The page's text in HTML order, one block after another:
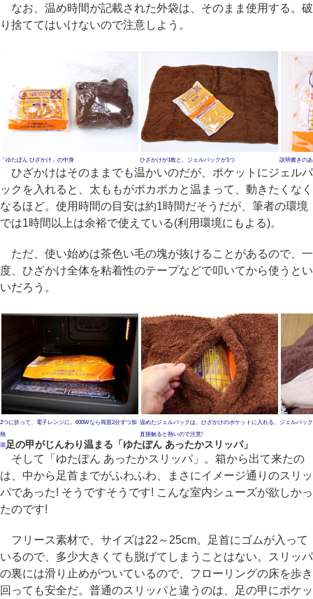
なお、温め時間が記載された外袋は、そのまま使用する。破
り捨ててはいけないので注意しよう。
「ゆたぽん ひざかけ」の中身 ひざかけが1枚と、ジェルパックが1つ 説明書きの
ひざかけはそのままでも温かいのだが、ポケットにジェルパ
ックを入れると、太ももがポカポカと温まって、動きたくなく
なるほど。使用時間の目安は約1時間だそうだが、筆者の環境
では1時間以上は余裕で使えている(利用環境にもよる)。
ただ、使い始めは茶色い毛の塊が抜けることがあるので、一
度、ひざかけ全体を粘着性のテープなどで叩いてから使うとい
いだろう。
2つに折って、電子レンジに。600Wなら両面2分ずつ加
熱
温めたジェルパックは、ひざかけのポケットに入れる。
直接触ると熱いので注意!
ジェルパッ
■足の甲がじんわり温まる「ゆたぽん あったかスリッパ」
そして「ゆたぽん あったかスリッパ」。箱から出て来たの
は、中から足首までがふわふわ、まさにイメージ通りのスリッ
パであった! そうですそうです! こんな室内シューズが欲しかっ
たのです!
フリース素材で、サイズは22～25cm。足首にゴムが入って
いるので、多少大きくても脱げてしまうことはない。スリッパ
の裏には滑り止めがついているので、フローリングの床を歩き
回っても安全だ。普通のスリッパと違うのは、足の甲にポケッ